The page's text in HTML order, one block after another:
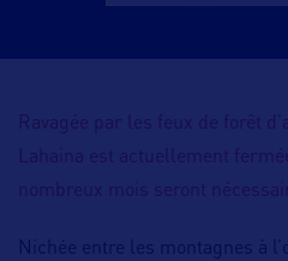
Ravagée par les feux de forêt
Lahaina est actuellement
nombreux mois seront
Nichée entre les montagnes à